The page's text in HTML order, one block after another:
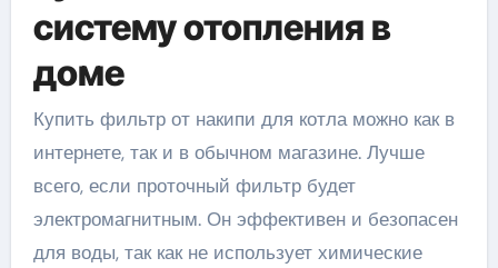
систему отопления в
доме
Купить фильтр от накипи для котла можно как в
интернете, так и в обычном магазине. Лучше
всего, если проточный фильтр будет
электромагнитным. Он эффективен и безопасен
для воды, так как не использует химические